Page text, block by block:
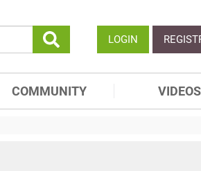
LOGIN
COMMUNITY VIDEOS